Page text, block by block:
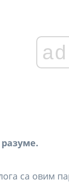
ad
са овим